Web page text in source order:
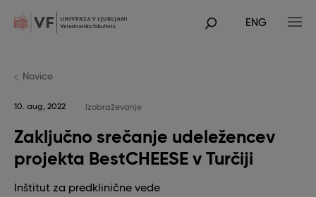
mainPOJDI
ENG
Novice
10. aug, 2022 Izobraževanje
Zaključno srečanje udeležencev
projekta BestCHEESE v Turčiji
Inštitut za predklinične vede